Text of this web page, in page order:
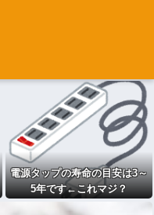
電源タップの寿命の目安は3～
5年です←これマジ？